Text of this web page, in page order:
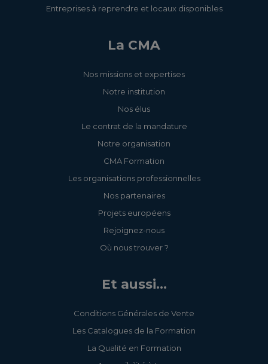
Entreprises à reprendre et locaux disponibles
La CMA
Nos missions et expertises
Notre institution
Nos élus
Le contrat de la mandature
Notre organisation
CMA Formation
Les organisations professionnelles
Nos partenaires
Projets européens
Rejoignez-nous
Où nous trouver ?
Et aussi...
Conditions Générales de Vente
Les Catalogues de la Formation
La Qualité en Formation